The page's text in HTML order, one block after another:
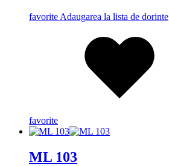
favorite Adaugarea la lista de dorinte
favorite
ML 103